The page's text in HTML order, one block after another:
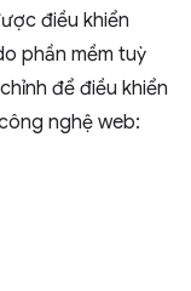
điều khiển
phần mềm tuỳ
để điều khiển
nghệ web: